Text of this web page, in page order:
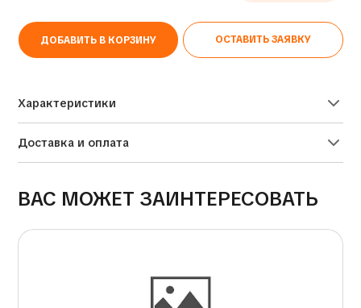
ДОБАВИТЬ В КОРЗИНУ ОСТАВИТЬ ЗАЯВКУ
Характеристики
Доставка и оплата
ВАС МОЖЕТ ЗАИНТЕРЕСОВАТЬ